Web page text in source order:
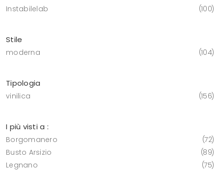
Instabilelab 100
Stile
moderna 104
Tipologia
vinilica 156
I più visti a :
Borgomanero
72
Busto Arsizio
89
Legnano
75